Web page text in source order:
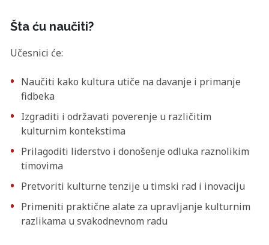
Šta ću naučiti?
Učesnici će:
Naučiti kako kultura utiče na davanje i primanje
fidbeka
Izgraditi i održavati poverenje u različitim
kulturnim kontekstima
Prilagoditi liderstvo i donošenje odluka raznolikim
timovima
Pretvoriti kulturne tenzije u timski rad i inovaciju
Primeniti praktične alate za upravljanje kulturnim
razlikama u svakodnevnom radu